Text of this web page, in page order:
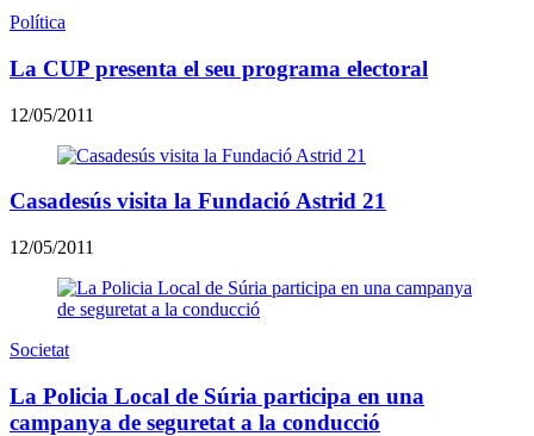
Política
La CUP presenta el seu programa electoral
12/05/2011
Casadesús visita la Fundació Astrid 21
12/05/2011
Societat
La Policia Local de Súria participa en una
campanya de seguretat a la conducció